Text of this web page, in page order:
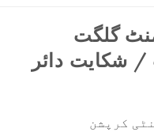
گلگت
/ شکایت دائر
کرپشن